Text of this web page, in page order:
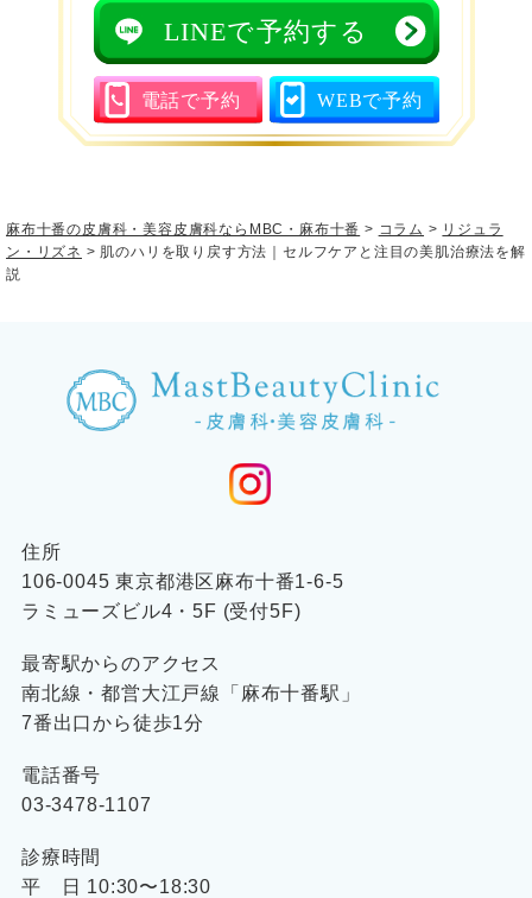
LINEで予約する
電話で予約 WEBで予約
麻布十番の皮膚科・美容皮膚科ならMBC・麻布十番 > コラム > リジュラ
ン・リズネ > 肌のハリを取り戻す方法｜セルフケアと注目の美肌治療法を解
説
住所
106-0045 東京都港区麻布十番1-6-5
ラミューズビル4・5F (受付5F)
最寄駅からのアクセス
南北線・都営大江戸線「麻布十番駅」
7番出口から徒歩1分
電話番号
03-3478-1107
診療時間
平 日 10:30〜18:30